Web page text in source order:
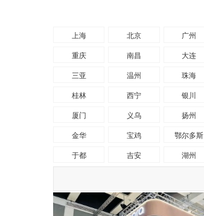
上海 北京 广州
重庆
南昌 大连
三亚
温州 珠海
桂林
西宁 银川
厦门
义乌 扬州
金华
宝鸡 鄂尔多斯
于都
吉安 湖州